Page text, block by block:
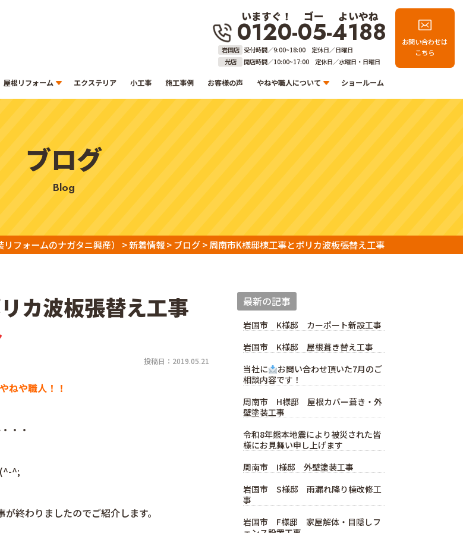
いますぐ！ ゴー よいやね
0120-05-4188
岩国店 受付時間／9:00~18:00 定休日／日曜日
光店
開店時間／10:00~17:00 定休日／水曜日・日曜日
屋根リフォーム エクステリア 小工事 施工事例 お客様の声 やねや職人について ショールーム
お問い合わせは
こちら
ブログ
blog
リフォームのナガタニ興産） >新着情報>ブログ>周南市K様邸棟工事とポリカ波板張替え工事
カ波板張替え工事
投稿日：2019.05.21
や職人！！
・・
^;
終わりましたのでご紹介します。
最新の記事
岩国市 K様邸 カーポート新設工事
岩国市 K様邸 屋根葺き替え工事
当社に
お問い合わせ頂いた7月のご
相談内容です！
周南市 H様邸 屋根カバー葺き・外
壁塗装工事
令和8年熊本地震により被災された皆
様にお見舞い申し上げます
周南市 I様邸 外壁塗装工事
岩国市 S様邸 雨漏れ降り棟改修工
事
岩国市 F様邸 家屋解体・目隠しフ